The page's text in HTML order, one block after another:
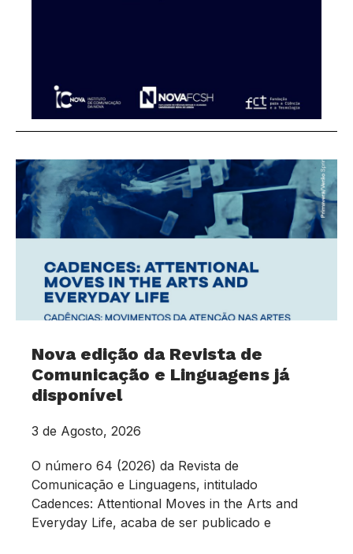
Nova edição da Revista de
Comunicação e Linguagens já
disponível
3 de Agosto, 2026
O número 64 (2026) da Revista de
Comunicação e Linguagens, intitulado
Cadences: Attentional Moves in the Arts and
Everyday Life, acaba de ser publicado e